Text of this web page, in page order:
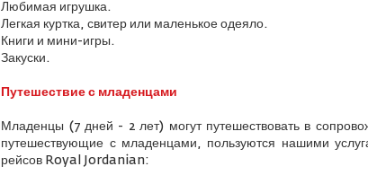
Любимая игрушка.
Легкая куртка, свитер или маленькое одеяло.
Книги и мини-игры.
Закуски.
Путешествие с младенцами
Младенцы (7 дней - 2 лет) могут путешествовать в
путешествующие с младенцами, пользуются нашими
рейсов Royal Jordanian: